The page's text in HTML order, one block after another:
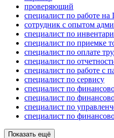
проверяющий
специалист по работе
сотрудник с опытом
специалист по
специалист по приемке
специалист по оплате
специалист по
специалист по работе с
специалист по сервису
специалист по
специалист по
специалист по
специалист по
Показать ещё